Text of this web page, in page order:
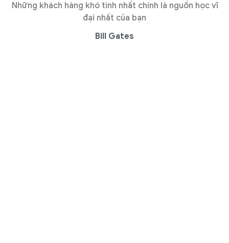
Những khách hàng khó tính nhất chính là nguồn học vĩ
đại nhất của bạn
Bill Gates